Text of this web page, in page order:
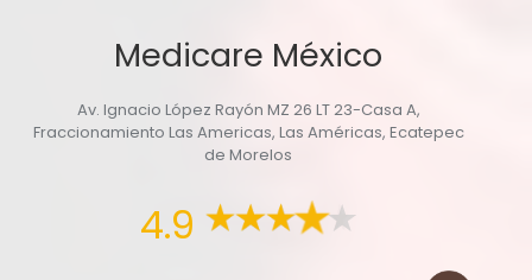
Medicare México
Av. Ignacio López Rayón MZ 26 LT 23-Casa A,
Fraccionamiento Las Americas, Las Américas, Ecatepec
de Morelos
4.9